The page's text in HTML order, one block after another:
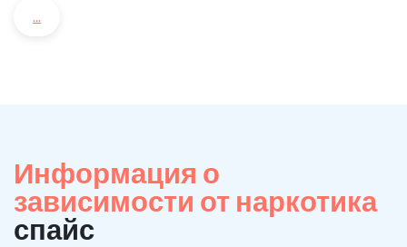
...
Информация о
зависимости от наркотика
спайс